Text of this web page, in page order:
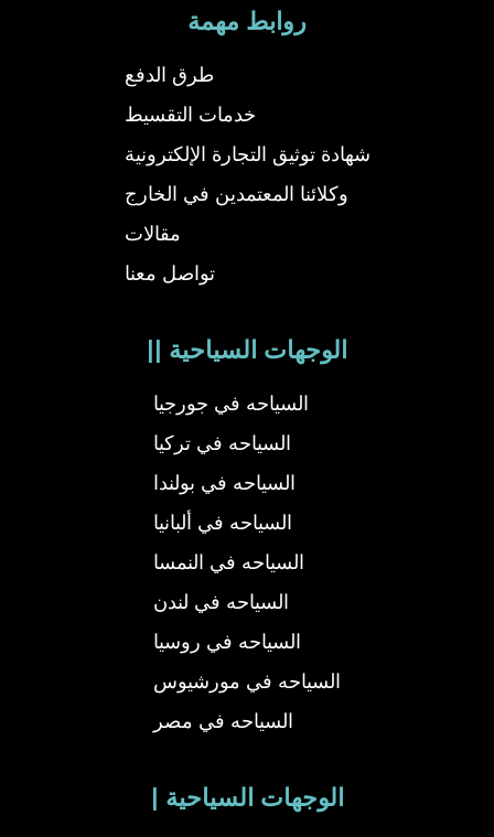
روابط مهمة
طرق الدفع
خدمات التقسيط
شهادة توثيق التجارة الإلكترونية
وكلائنا المعتمدين في الخارج
مقالات
تواصل معنا
|| الوجهات السياحية
السياحه في جورجيا
السياحه في تركيا
السياحه في بولندا
السياحه في ألبانيا
السياحه في النمسا
السياحه في لندن
السياحه في روسيا
السياحه في مورشيوس
السياحه في مصر
| الوجهات السياحية